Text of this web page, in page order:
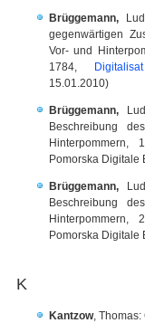
Brüggemann,
gegenwärtigen
Vor- und
1784,
Digitalisat
15.01.2010)
Brüggemann,
Beschreibung
Pomorska Digitale
Brüggemann,
Beschreibung
Pomorska Digitale
K
Kantzow, Thomas: